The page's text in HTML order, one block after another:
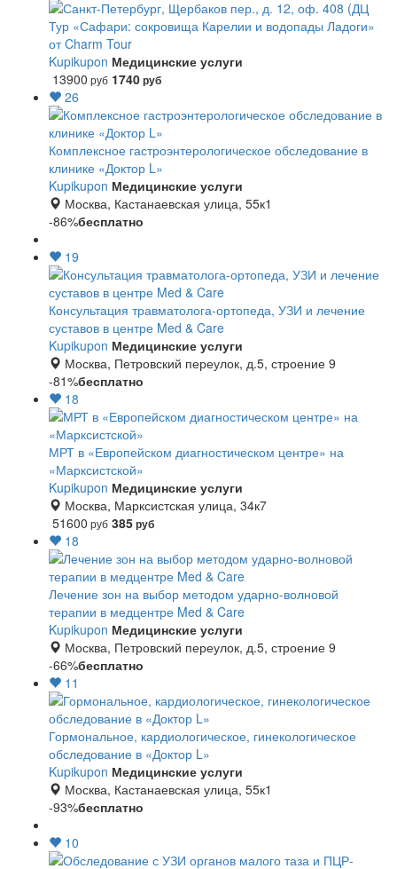
Тур «Сафари: сокровища Карелии и водопады Ладоги»
от Charm Tour
Kupikupon Медицинские услуги
13900 руб 1740руб
26
Комплексное гастроэнтерологическое обследование в
клинике «Доктор L»
Kupikupon Медицинские услуги
Москва, Кастанаевская улица, 55к1
-86%бесплатно
19
Консультация травматолога-ортопеда, УЗИ и лечение
суставов в центре Med & Care
Kupikupon Медицинские услуги
Москва, Петровский переулок, д.5, строение 9
-81%бесплатно
18
МРТ в «Европейском диагностическом центре» на
«Марксистской»
Kupikupon Медицинские услуги
Москва, Марксистская улица, 34к7
51600 руб 385руб
18
Лечение зон на выбор методом ударно-волновой
терапии в медцентре Med & Care
Kupikupon Медицинские услуги
Москва, Петровский переулок, д.5, строение 9
-66%бесплатно
11
Гормональное, кардиологическое, гинекологическое
обследование в «Доктор L»
Kupikupon Медицинские услуги
Москва, Кастанаевская улица, 55к1
-93%бесплатно
10